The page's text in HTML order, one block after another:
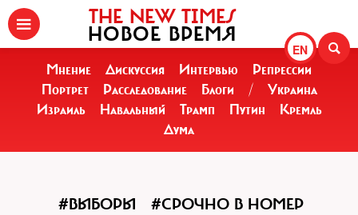
EN
THE NEW TIMES
НОВОЕ ВРЕМЯ
Мнение Дискуссия Интервью
Репрессии
Портрет
Расследование Блоги /
Украина
Израиль
Навальный Трамп Путин
Кремль
Дума
#ВЫБОРЫ #СРОЧНО В НОМЕР